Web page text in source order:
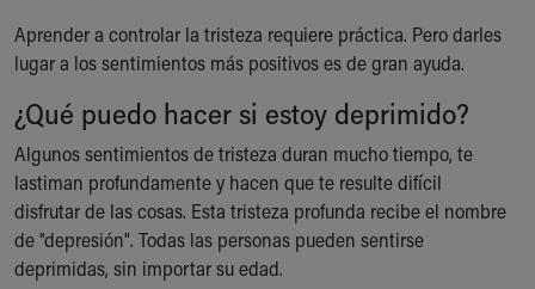
Aprender a controlar la tristeza requiere práctica. Pero darles
lugar a los sentimientos más positivos es de gran ayuda.
¿Qué puedo hacer si estoy deprimido?
Algunos sentimientos de tristeza duran mucho tiempo, te
lastiman profundamente y hacen que te resulte difícil
disfrutar de las cosas. Esta tristeza profunda recibe el nombre
de "depresión". Todas las personas pueden sentirse
deprimidas, sin importar su edad.